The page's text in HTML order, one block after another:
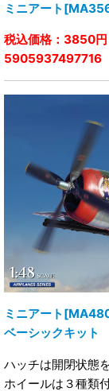
ミニアート
税込価格：3850
5905937497716
ミニアート
ベーシックキット
ハッチは開閉状態
ホイールは３種類